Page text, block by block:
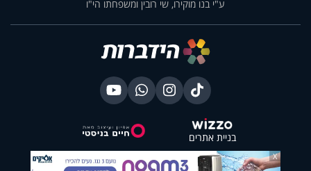
ע"י בנו מוקירו, שי רובין ומשפחתו הי"ו
בניית אתרים
X